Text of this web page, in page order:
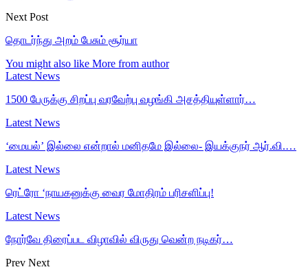
Next Post
தொடர்ந்து அறம் பேசும் சூர்யா
You might also like More from author
Latest News
1500 பேருக்கு சிறப்பு வரவேற்பு வழங்கி அசத்தியுள்ளார்…
Latest News
‘மையல்’ இல்லை என்றால் மனிதமே இல்லை- இயக்குநர் ஆர்.வி.…
Latest News
ரெட்ரோ ‘நாயகனுக்கு வைர மோதிரம் பரிசளிப்பு!
Latest News
நோர்வே திரைப்பட விழாவில் விருது வென்ற நடிகர்…
Prev Next